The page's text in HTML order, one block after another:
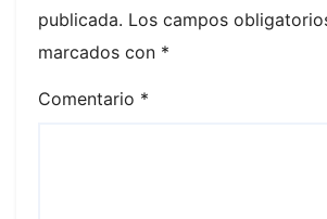
publicada. Los campos
marcados con *
Comentario *